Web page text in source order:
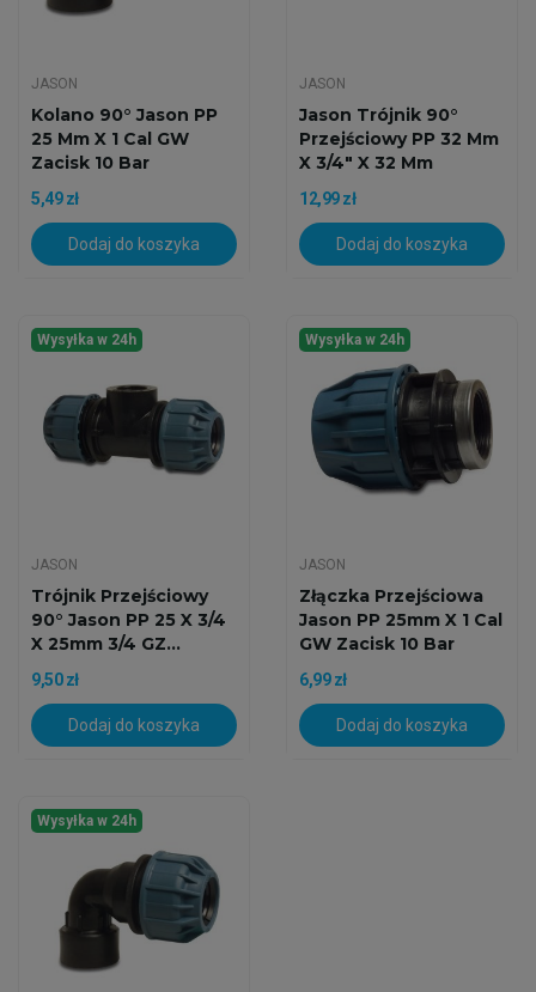
JASON
Kolano 90° Jason PP
25 Mm X 1 Cal GW
Zacisk 10 Bar
5,49 zł
Dodaj do koszyka
JASON
Jason Trójnik 90°
Przejściowy PP 32 Mm
X 3/4" X 32 Mm
12,99 zł
Dodaj do koszyka
Wysyłka w 24h
JASON
Trójnik Przejściowy
90° Jason PP 25 X 3/4
X 25mm 3/4 GZ...
9,50 zł
Dodaj do koszyka
Wysyłka w 24h
JASON
Złączka Przejściowa
Jason PP 25mm X 1 Cal
GW Zacisk 10 Bar
6,99 zł
Dodaj do koszyka
Wysyłka w 24h